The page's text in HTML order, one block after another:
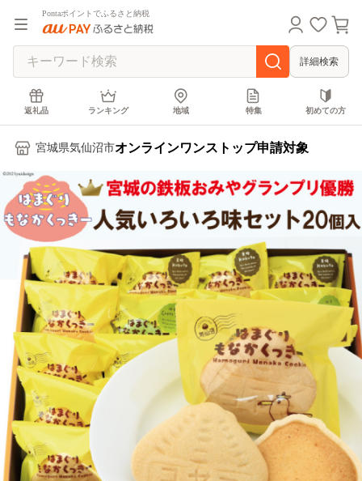
Pontaポイントでふるさと納税
詳細検索
返礼品 ランキング 地域 特集 初めての方
宮城県気仙沼市オンラインワンストップ申請対象